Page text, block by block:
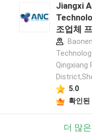
Jiangxi
조업체
Qingxiang
5.0
확인된
더 많